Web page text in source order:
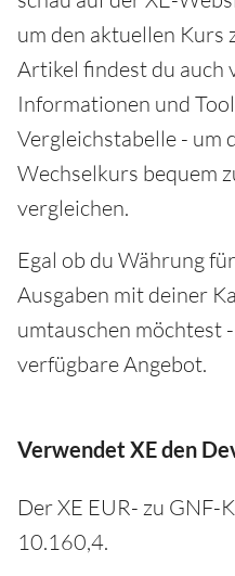
um den aktuellen Kurs
Artikel findest du auch
Informationen und
Vergleichstabelle - um
Wechselkurs bequem
vergleichen.
Egal ob du Währung
Ausgaben mit deiner
umtauschen möchtest
verfügbare Angebot.
Verwendet XE den
Der XE EUR- zu GNF-
10.160,4.